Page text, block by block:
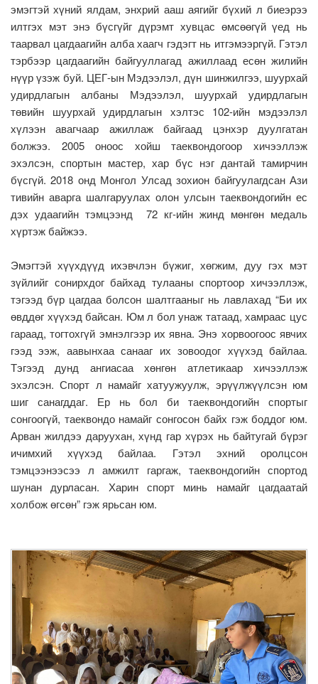
эмэгтэй хүний ялдам, энхрий ааш аягийг бүхий л биеэрээ
илтгэх мэт энэ бүсгүйг дүрэмт хувцас өмсөөгүй үед нь
таарвал цагдаагийн алба хаагч гэдэгт нь итгэмээргүй. Гэтэл
тэрбээр цагдаагийн байгууллагад ажиллаад есөн жилийн
нүүр үзэж буй. ЦЕГ-ын Мэдээлэл, дүн шинжилгээ, шуурхай
удирдлагын албаны Мэдээлэл, шуурхай удирдлагын
төвийн шуурхай удирдлагын хэлтэс 102-ийн мэдээлэл
хүлээн авагчаар ажиллаж байгаад цэнхэр дуулгатан
болжээ. 2005 оноос хойш таеквондогоор хичээллэж
эхэлсэн, спортын мастер, хар бүс нэг дантай тамирчин
бүсгүй. 2018 онд Монгол Улсад зохион байгуулагдсан Ази
тивийн аварга шалгаруулах олон улсын таеквондогийн ес
дэх удаагийн тэмцээнд 72 кг-ийн жинд мөнгөн медаль
хүртэж байжээ.
Эмэгтэй хүүхдүүд ихэвчлэн бүжиг, хөгжим, дуу гэх мэт
зүйлийг сонирхдог байхад тулааны спортоор хичээллэж,
тэгээд бүр цагдаа болсон шалтгааныг нь лавлахад “Би их
өвддөг хүүхэд байсан. Юм л бол унаж татаад, хамраас цус
гараад, тогтохгүй эмнэлгээр их явна. Энэ хорвоогоос явчих
гээд ээж, аавынхаа санааг их зовоодог хүүхэд байлаа.
Тэгээд дунд ангиасаа хөнгөн атлетикаар хичээллэж
эхэлсэн. Спорт л намайг хатуужуулж, эрүүлжүүлсэн юм
шиг санагддаг. Ер нь бол би таеквондогийн спортыг
сонгоогүй, таеквондо намайг сонгосон байх гэж боддог юм.
Арван жилдээ даруухан, хүнд гар хүрэх нь байтугай бүрэг
ичимхий хүүхэд байлаа. Гэтэл эхний оролцсон
тэмцээнээсээ л амжилт гаргаж, таеквондогийн спортод
шунан дурласан. Харин спорт минь намайг цагдаатай
холбож өгсөн” гэж ярьсан юм.